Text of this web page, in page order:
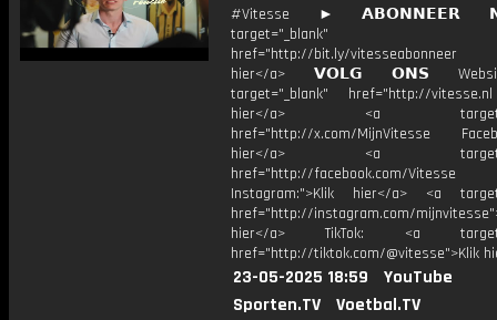
#Vitesse ► 𝗔𝗕𝗢𝗡𝗡𝗘𝗘𝗥
target="_blank"
href="http://bit.ly/
hier</a> 𝗩𝗢𝗟𝗚 𝗢𝗡𝗦
target="_blank" href="http://
hier</a> <a
href="http://x.com/MijnVitesse
hier</a> <a
href="http://facebook.com/Vitesse
Instagram:">Klik hier</a> <a
href="http://instagram.com/
hier</a> TikTok: <a
href="http://tiktok.com/@vitesse">Klik
23-05-2025 18:59
YouTube
Sporten.TV
Voetbal.TV